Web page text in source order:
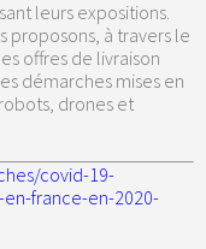
leurs expositions.
proposons, à travers le
offres de livraison
démarches mises en
drones et
covid-19-
france-en-2020-